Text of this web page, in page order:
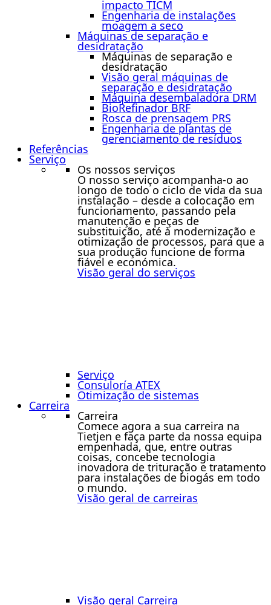
impacto TICM
Engenharia de instalações
moagem a seco
Máquinas de separação e
desidratação
Máquinas de separação e
desidratação
Visão geral máquinas de
separação e desidratação
Máquina desembaladora DRM
BioRefinador BRF
Rosca de prensagem PRS
Engenharia de plantas de
gerenciamento de resíduos
Referências
Serviço
Os nossos serviços
O nosso serviço acompanha-o ao
longo de todo o ciclo de vida da sua
instalação – desde a colocação em
funcionamento, passando pela
manutenção e peças de
substituição, até à modernização e
otimização de processos, para que a
sua produção funcione de forma
fiável e económica.
Visão geral do serviços
Serviço
Consuloría ATEX
Otimização de sistemas
Carreira
Carreira
Comece agora a sua carreira na
Tietjen e faça parte da nossa equipa
empenhada, que, entre outras
coisas, concebe tecnologia
inovadora de trituração e tratamento
para instalações de biogás em todo
o mundo.
Visão geral de carreiras
Visão geral Carreira